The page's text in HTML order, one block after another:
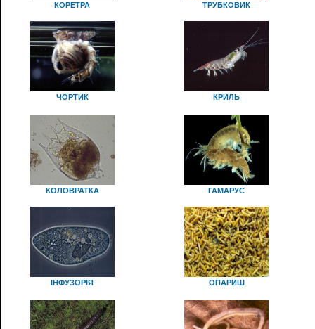
КОРЕТРА ТРУБКОВИК
ЧОРТИК КРИЛЬ
КОЛОВРАТКА ГАМАРУС
ІНФУЗОРІЯ ОПАРИШ